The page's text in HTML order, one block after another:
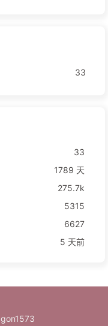
33
33
1789 天
275.7k
5315
6627
5 天前